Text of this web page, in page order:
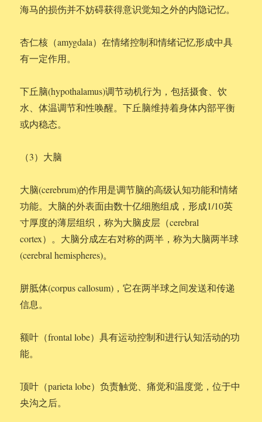
海马的损伤并不妨碍获得意识觉知之外的内隐记忆。
杏仁核（amygdala）在情绪控制和情绪记忆形成中具
有一定作用。
下丘脑(hypothalamus)调节动机行为，包括摄食、饮
水、体温调节和性唤醒。下丘脑维持着身体内部平衡
或内稳态。
（3）大脑
大脑(cerebrum)的作用是调节脑的高级认知功能和情绪
功能。大脑的外表面由数十亿细胞组成，形成1/10英
寸厚度的薄层组织，称为大脑皮层（cerebral
cortex）。大脑分成左右对称的两半，称为大脑两半球
(cerebral hemispheres)。
胼胝体(corpus callosum)，它在两半球之间发送和传递
信息。
额叶（frontal lobe）具有运动控制和进行认知活动的功
能。
顶叶（parieta lobe）负责触觉、痛觉和温度觉，位于中
央沟之后。